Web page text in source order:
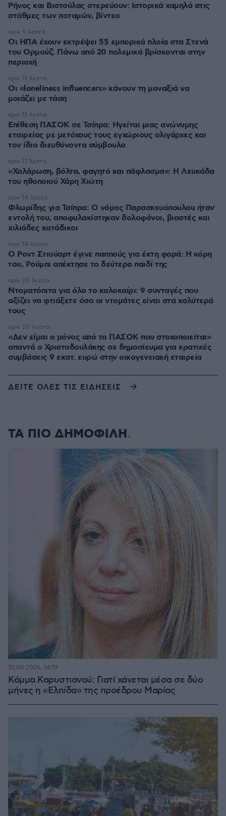
Ρήνος και Βιστούλας στερεύουν: Ιστορικά χαμηλά στις
στάθμες των ποταμών, βίντεο
Οι ΗΠΑ έχουν εκτρέψει 55 εμπορικά πλοία στα Στενά
του Ορμούζ: Πάνω από 20 πολεμικά βρίσκονται στην
περιοχή
πριν 9 λεπτά
Οι «loneliness influencers» κάνουν τη μοναξιά να
μοιάζει με τάση
πριν 11 λεπτά
Επίθεση ΠΑΣΟΚ σε Τσίπρα: Ηγείται μιας ανώνυμης
εταιρείας με μετόχους τους εγχώριους ολιγάρχες και
τον ίδιο διευθύνοντα σύμβουλο
πριν 11 λεπτά
«Χαλάρωση, βόλτα, φαγητό και πάφλασμα»: Η Λευκάδα
του ηθοποιού Χάρη Χιώτη
πριν 11 λεπτά
Φλωρίδης για Τσίπρα: Ο νόμος Παρασκευόπουλου ήταν
εντολή του, αποφυλακίστηκαν δολοφόνοι, βιαστές και
χιλιάδες κατάδικοι
πριν 14 λεπτά
Ο Ροντ Στιούαρτ έγινε παππούς για έκτη φορά: Η κόρη
του, Ρούμπι απέκτησε το δεύτερο παιδί της
πριν 14 λεπτά
Ντοματόπιτα για όλο το καλοκαίρι: 9 συνταγές που
αξίζει να φτιάξετε όσο οι ντομάτες είναι στα καλύτερά
τους
πριν 20 λεπτά
«Δεν είμαι ο μόνος από το ΠΑΣΟΚ που στοχοποιείται»
απαντά ο Χριστοδουλάκης σε δημοσίευμα για κρατικές
συμβάσεις 9 εκατ. ευρώ στην οικογενειακή εταιρεία
πριν 20 λεπτά
ΔΕΙΤΕ ΟΛΕΣ ΤΙΣ ΕΙΔΗΣΕΙΣ
ΤΑ ΠΙΟ ΔΗΜΟΦΙΛΗ
Κόμμα Καρυστιανού: Γιατί χάνεται μέσα σε δύο
μήνες η «Ελπίδα» της προέδρου Μαρίας
10.08.2026, 14:19